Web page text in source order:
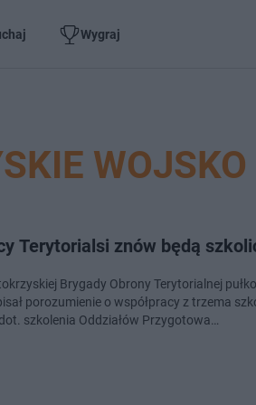
Wygraj
WOJSKO
Terytorialsi znów będą
Brygady Obrony Terytorialnej
porozumienie o współpracy z trzema
szkolenia Oddziałów Przygotowa…